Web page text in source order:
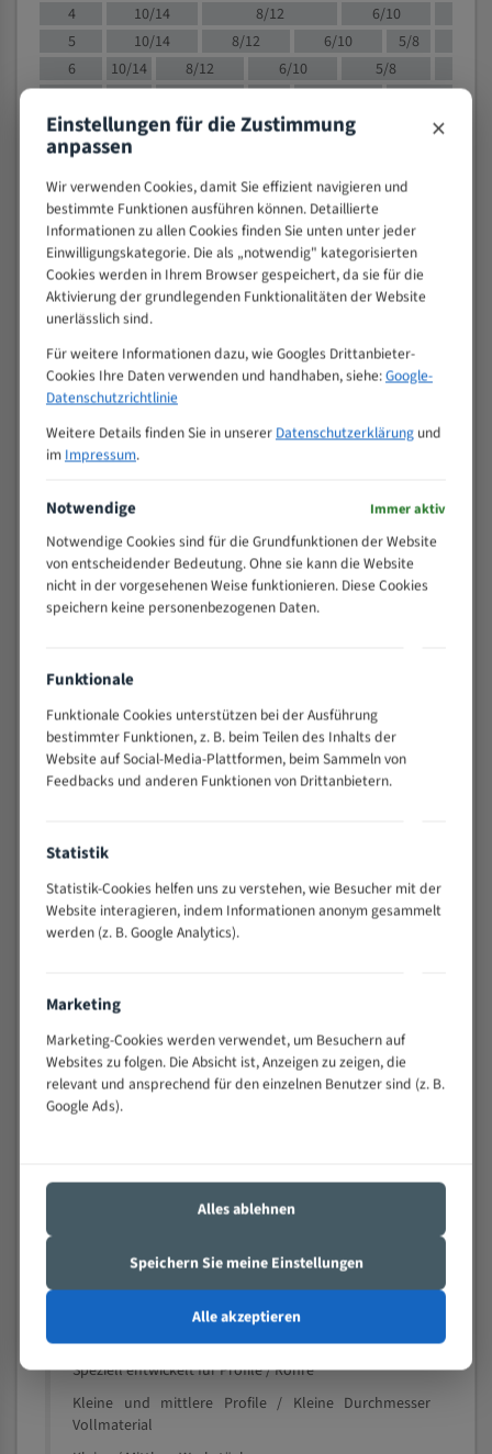
4
10/14 8/12 6/10
5
10/14 8/12 6/10
5/8
6
10/14 8/12 6/10
5/8
10
8/12 6/10 5/8
12
15
8/12 6/10
4/5
20
4/6
30
4/5
50
4/5
80
> 100
VOLLMATERIAL
M (mm)
Zähne pro
>
25
25 - 50
35 - 70
5/8
50 - 120
4/6
80 - 180
3/4
150 -
200 -
600
1,1/1,6
> 500
0,75/1,25
Vielseitiges Bandsägeblatt für verschiedenste
Anwendungen
Widerstandsfähig gegen Zahnbruch auch bei
schwierigen Werkstücken (Materialmischung,
Äußerst verschleißfest
Technische Beschreibung:
Positiver Spanwinkel
Legierte HSS-beschichtete Zahnspitzen
Spezielle Zahngeometrie und Zahnteilung
Materialien:
Nichteisenmetalle
Speziell entwickelt für Profile / Rohre
Kleine und mittlere Profile / Kleine Durchmesser
Vollmaterial
Einstellungen für die Zustimmung
anpassen ×
Wir verwenden Cookies, damit Sie effizient navigieren und
bestimmte Funktionen ausführen können. Detaillierte
Informationen zu allen Cookies finden Sie unten unter jeder
Einwilligungskategorie. Die als „notwendig" kategorisierten
Cookies werden in Ihrem Browser gespeichert, da sie für die
Aktivierung der grundlegenden Funktionalitäten der Website
unerlässlich sind.
Für weitere Informationen dazu, wie Googles Drittanbieter-
Cookies Ihre Daten verwenden und handhaben, siehe:Google-
Datenschutzrichtlinie
Weitere Details finden Sie in unserer Datenschutzerklärungund
im Impressum.
Notwendige Immer aktiv
Notwendige Cookies sind für die Grundfunktionen der Website
von entscheidender Bedeutung. Ohne sie kann die Website
nicht in der vorgesehenen Weise funktionieren. Diese Cookies
speichern keine personenbezogenen Daten.
Funktionale
Funktionale Cookies unterstützen bei der Ausführung
bestimmter Funktionen, z. B. beim Teilen des Inhalts der
Website auf Social-Media-Plattformen, beim Sammeln von
Feedbacks und anderen Funktionen von Drittanbietern.
Statistik
Statistik-Cookies helfen uns zu verstehen, wie Besucher mit der
Website interagieren, indem Informationen anonym gesammelt
werden (z. B. Google Analytics).
Marketing
Marketing-Cookies werden verwendet, um Besuchern auf
Websites zu folgen. Die Absicht ist, Anzeigen zu zeigen, die
relevant und ansprechend für den einzelnen Benutzer sind (z. B.
Google Ads).
Alles ablehnen
Speichern Sie meine Einstellungen
Alle akzeptieren